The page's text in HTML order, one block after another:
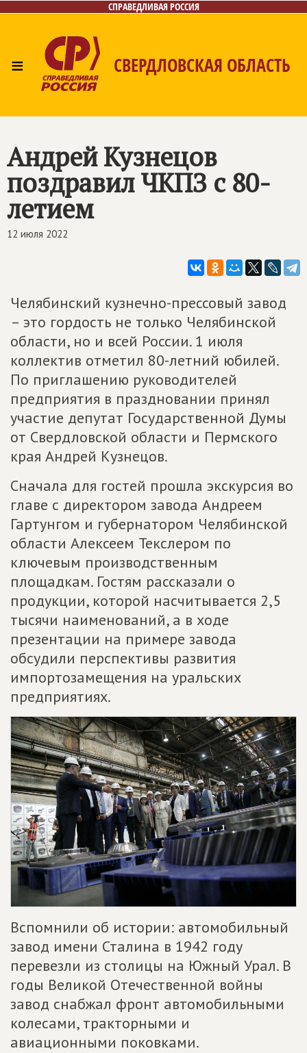
СПРАВЕДЛИВАЯ РОССИЯ
≡ СВЕРДЛОВСКАЯ ОБЛАСТЬ
Контакты
Андрей Кузнецов
поздравил ЧКПЗ с 80-
летием
12 июля 2022
Челябинский кузнечно-прессовый завод
– это гордость не только Челябинской
области, но и всей России. 1 июля
коллектив отметил 80-летний юбилей.
По приглашению руководителей
предприятия в праздновании принял
участие депутат Государственной Думы
от Свердловской области и Пермского
края Андрей Кузнецов.
Сначала для гостей прошла экскурсия во
главе с директором завода Андреем
Гартунгом и губернатором Челябинской
области Алексеем Текслером по
ключевым производственным
площадкам. Гостям рассказали о
продукции, которой насчитывается 2,5
тысячи наименований, а в ходе
презентации на примере завода
обсудили перспективы развития
импортозамещения на уральских
предприятиях.
Вспомнили об истории: автомобильный
завод имени Сталина в 1942 году
перевезли из столицы на Южный Урал. В
годы Великой Отечественной войны
завод снабжал фронт автомобильными
колесами, тракторными и
авиационными поковками.